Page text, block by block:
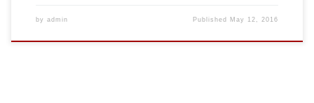
by admin Published May 12, 2016